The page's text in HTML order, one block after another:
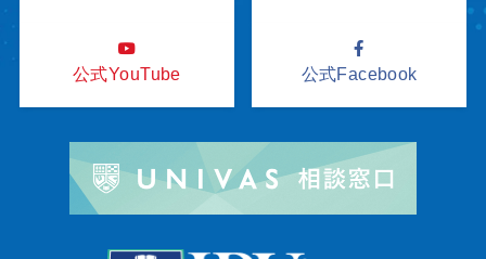
公式YouTube 公式Facebook